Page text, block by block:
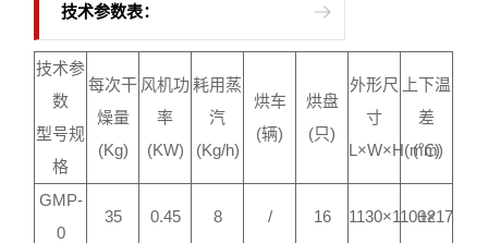
技术参数表：
技术参
数
型号规
格
每次干
燥量
(Kg)
风机功
率
(KW)
耗用蒸
汽
(Kg/h)
烘车
(辆)
烘盘
(只)
外形尺
寸
L×W×H(mm)
上下温
差
(℃)
GMP-
0
35 0.45 8 / 16 1130×1100×1750
±2